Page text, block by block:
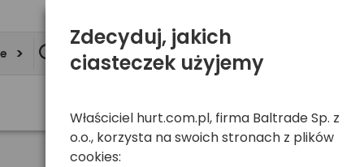
Zdecyduj, jakich
ciasteczek użyjemy
Właściciel hurt.com.pl, firma Baltrade Sp. z
o.o., korzysta na swoich stronach z plików
cookies: